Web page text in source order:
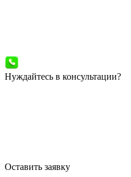
Нуждайтесь в консультации?
Оставить заявку